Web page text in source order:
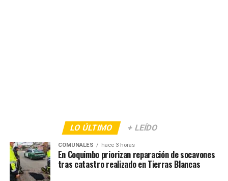
LO ÚLTIMO + LEÍDO
COMUNALES hace 3 horas
En Coquimbo priorizan reparación de socavones
tras catastro realizado en Tierras Blancas